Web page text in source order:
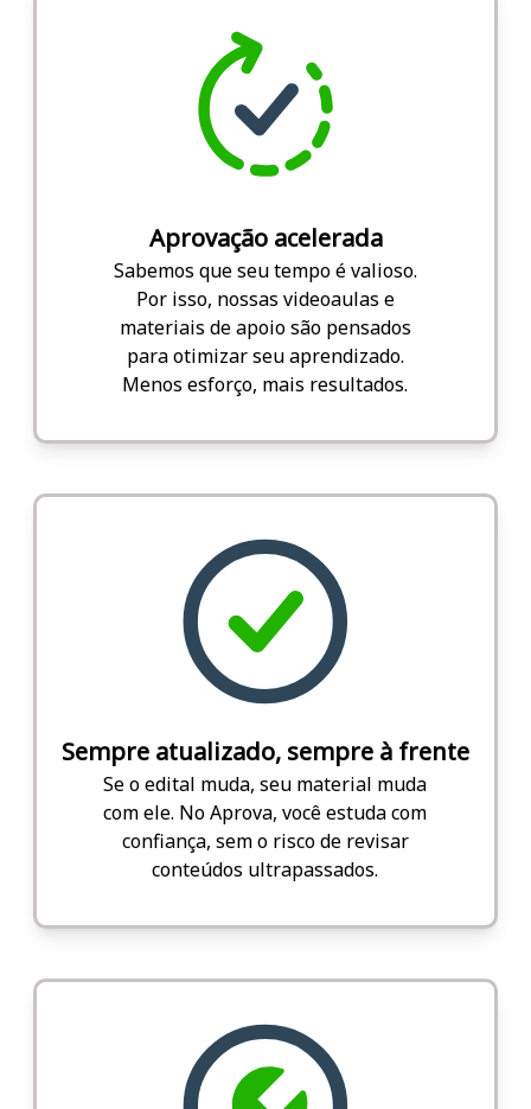
Aprovação acelerada
Sabemos que seu tempo é valioso.
Por isso, nossas videoaulas e
materiais de apoio são pensados
para otimizar seu aprendizado.
Menos esforço, mais resultados.
Sempre atualizado, sempre à frente
Se o edital muda, seu material muda
com ele. No Aprova, você estuda com
confiança, sem o risco de revisar
conteúdos ultrapassados.